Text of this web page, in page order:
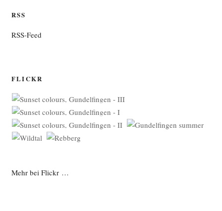
RSS
RSS-Feed
FLICKR
Mehr bei Flickr …